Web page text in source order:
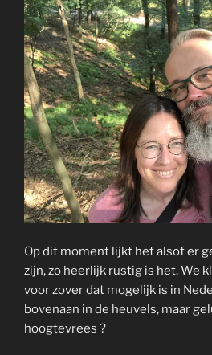
Op dit moment lijkt het alsof er
zijn, zo heerlijk rustig is het. We
voor zover dat mogelijk is in
bovenaan in de heuvels, maar
hoogtevrees ?